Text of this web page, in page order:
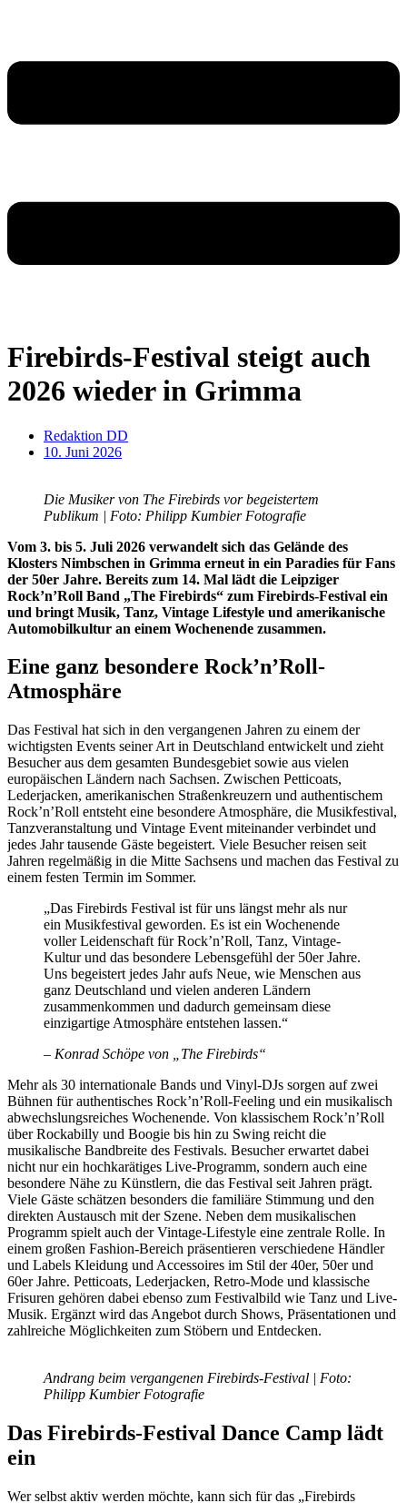
Firebirds-Festival steigt auch
2026 wieder in Grimma
Redaktion DD
10. Juni 2026
Die Musiker von The Firebirds vor begeistertem
Publikum | Foto: Philipp Kumbier Fotografie
Vom 3. bis 5. Juli 2026 verwandelt sich das Gelände des
Klosters Nimbschen in Grimma erneut in ein Paradies für Fans
der 50er Jahre. Bereits zum 14. Mal lädt die Leipziger
Rock’n’Roll Band „The Firebirds“ zum Firebirds-Festival ein
und bringt Musik, Tanz, Vintage Lifestyle und amerikanische
Automobilkultur an einem Wochenende zusammen.
Eine ganz besondere Rock’n’Roll-
Atmosphäre
Das Festival hat sich in den vergangenen Jahren zu einem der
wichtigsten Events seiner Art in Deutschland entwickelt und zieht
Besucher aus dem gesamten Bundesgebiet sowie aus vielen
europäischen Ländern nach Sachsen. Zwischen Petticoats,
Lederjacken, amerikanischen Straßenkreuzern und authentischem
Rock’n’Roll entsteht eine besondere Atmosphäre, die Musikfestival,
Tanzveranstaltung und Vintage Event miteinander verbindet und
jedes Jahr tausende Gäste begeistert. Viele Besucher reisen seit
Jahren regelmäßig in die Mitte Sachsens und machen das Festival zu
einem festen Termin im Sommer.
„Das Firebirds Festival ist für uns längst mehr als nur
ein Musikfestival geworden. Es ist ein Wochenende
voller Leidenschaft für Rock’n’Roll, Tanz, Vintage-
Kultur und das besondere Lebensgefühl der 50er Jahre.
Uns begeistert jedes Jahr aufs Neue, wie Menschen aus
ganz Deutschland und vielen anderen Ländern
zusammenkommen und dadurch gemeinsam diese
einzigartige Atmosphäre entstehen lassen.“
– Konrad Schöpe von „The Firebirds“
Mehr als 30 internationale Bands und Vinyl-DJs sorgen auf zwei
Bühnen für authentisches Rock’n’Roll-Feeling und ein musikalisch
abwechslungsreiches Wochenende. Von klassischem Rock’n’Roll
über Rockabilly und Boogie bis hin zu Swing reicht die
musikalische Bandbreite des Festivals. Besucher erwartet dabei
nicht nur ein hochkarätiges Live-Programm, sondern auch eine
besondere Nähe zu Künstlern, die das Festival seit Jahren prägt.
Viele Gäste schätzen besonders die familiäre Stimmung und den
direkten Austausch mit der Szene. Neben dem musikalischen
Programm spielt auch der Vintage-Lifestyle eine zentrale Rolle. In
einem großen Fashion-Bereich präsentieren verschiedene Händler
und Labels Kleidung und Accessoires im Stil der 40er, 50er und
60er Jahre. Petticoats, Lederjacken, Retro-Mode und klassische
Frisuren gehören dabei ebenso zum Festivalbild wie Tanz und Live-
Musik. Ergänzt wird das Angebot durch Shows, Präsentationen und
zahlreiche Möglichkeiten zum Stöbern und Entdecken.
Andrang beim vergangenen Firebirds-Festival | Foto:
Philipp Kumbier Fotografie
Das Firebirds-Festival Dance Camp lädt
ein
Wer selbst aktiv werden möchte, kann sich für das „Firebirds